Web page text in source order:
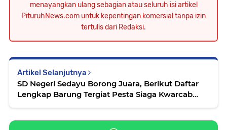
menayangkan ulang sebagian atau seluruh isi artikel
PituruhNews.com untuk kepentingan komersial tanpa izin
tertulis dari Redaksi.
Artikel Selanjutnya
SD Negeri Sedayu Borong Juara, Berikut Daftar
Lengkap Barung Tergiat Pesta Siaga Kwarcab